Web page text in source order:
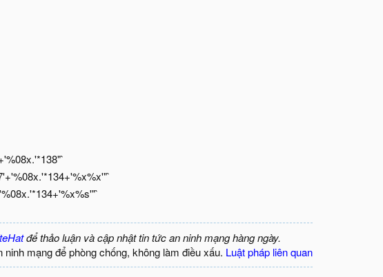
để thảo luận và cập nhật tin tức an ninh mạng hàng ngày.
ninh mạng để phòng chống, không làm điều xấu. Luật pháp liên quan